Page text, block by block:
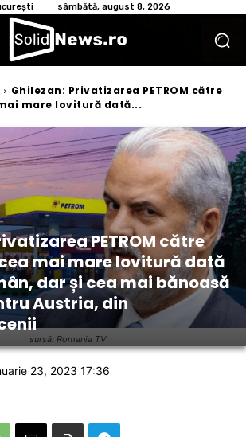
sâmbătă, august 8, 2026
Ghilezan: Privatizarea PETROM către
mare lovitură dată...
sursă: Romania TV
PETROM către
mai mare lovitură dată
dar și cea mai bănoasă
Austria, din
23, 2023 17:36